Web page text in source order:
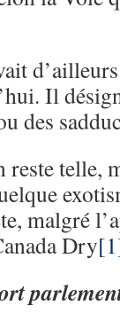
Il
des
telle,
malgré
Dry